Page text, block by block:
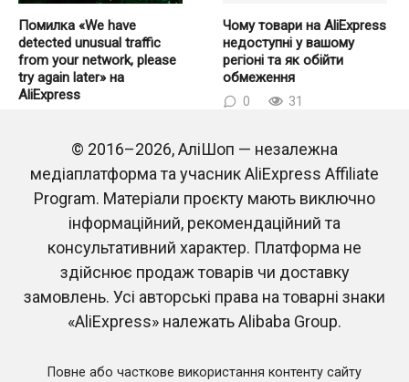
Помилка «We have
detected unusual traffic
from your network, please
try again later» на
AliExpress
Чому товари на AliExpress
недоступні у вашому
регіоні та як обійти
обмеження
0 31
Китайський Новий рік
2026 на AliExpress
Що означає UK, US та EU
Plug на AliExpress: тип
© 2016–2026, АліШоп — незалежна
медіаплатформа та учасник AliExpress Affiliate
Program. Матеріали проєкту мають виключно
інформаційний, рекомендаційний та
консультативний характер. Платформа не
здійснює продаж товарів чи доставку
замовлень. Усі авторські права на товарні знаки
«AliExpress» належать Alibaba Group.
Повне або часткове використання контенту сайту